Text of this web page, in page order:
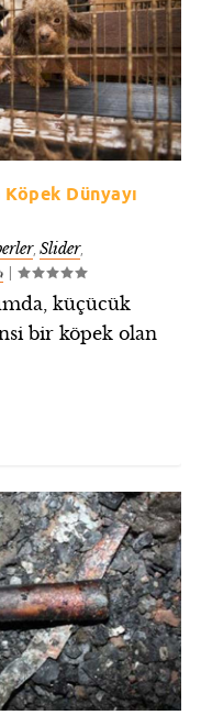
Dünyayı
,Slider,
|
küçücük
bir köpek olan